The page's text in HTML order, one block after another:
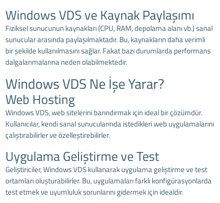
Windows VDS ve Kaynak Paylaşımı
Fiziksel sunucunun kaynakları (CPU, RAM, depolama alanı vb.) sanal
sunucular arasında paylaşılmaktadır. Bu, kaynakların daha verimli
bir şekilde kullanılmasını sağlar. Fakat bazı durumlarda performans
dalgalanmalarına neden olabilmektedir.
Windows VDS Ne İşe Yarar?
Web Hosting
Windows VDS, web sitelerini barındırmak için ideal bir çözümdür.
Kullanıcılar, kendi sanal sunucularında istedikleri web uygulamalarını
çalıştırabilirler ve özelleştirebilirler.
Uygulama Geliştirme ve Test
Geliştiriciler, Windows VDS kullanarak uygulama geliştirme ve test
ortamları oluşturabilirler. Bu, uygulamaları farklı konfigürasyonlarda
test etmek ve uyumluluk sorunlarını gidermek için idealdir.